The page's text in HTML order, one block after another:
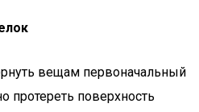
вещам первоначальный
протереть поверхность